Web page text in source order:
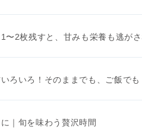
〜2枚残すと、甘みも栄養も逃が
ろいろ！そのままでも、ご飯でも
｜旬を味わう贅沢時間